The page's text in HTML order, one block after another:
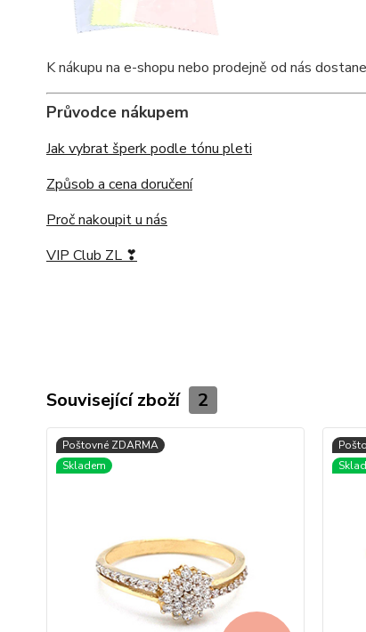
K nákupu na e-shopu nebo prodejně od nás
Průvodce nákupem
Jak vybrat šperk podle tónu pleti
Způsob a cena doručení
Proč nakoupit u nás
VIP Club ZL ❣
Související zboží 2